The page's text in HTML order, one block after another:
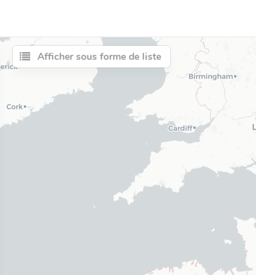
Afficher sous forme de liste